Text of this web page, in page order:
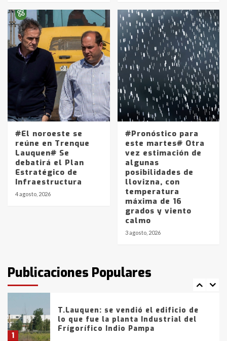
#El noroeste se
reúne en Trenque
Lauquen# Se
debatirá el Plan
Estratégico de
Infraestructura
4 agosto, 2026
#Pronóstico para
este martes# Otra
vez estimación de
algunas
posibilidades de
llovizna, con
temperatura
máxima de 16
grados y viento
calmo
3 agosto, 2026
Publicaciones Populares
Identidad de los adolescentes
pampeanos que fueron
protagonistas del fatal accidente
en la mañana del lunes
4
Accidente en Ruta 5: falleció un
joven de Trenque Lauquen
5
Los precios de los combustibles en
La Pampa, desde YPF hasta Axion
entre 857 a 1338 pesos
La Bolsa de Cereales de Bahía
Blanca anticipa que Agosto vendrá
con lluvias y heladas, en gran parte
fueron detenidos por
comercialización de drogas en la
tarde del sábado
1
T.Lauquen: se vendió el edificio de
lo que fue la planta Industrial del
Frígorífico Indio Pampa